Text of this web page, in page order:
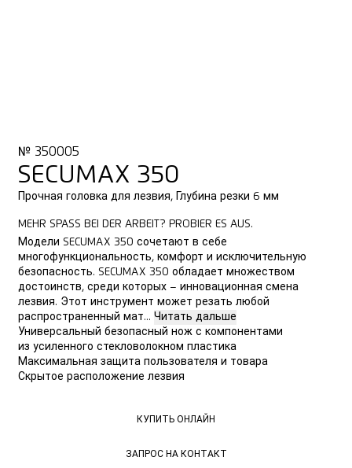
№ 350005
SECUMAX 350
Прочная головка для лезвия, Глубина резки 6 мм
MEHR SPASS BEI DER ARBEIT? PROBIER ES AUS.
Модели SECUMAX 350 сочетают в себе
многофункциональность, комфорт и исключительную
безопасность. SECUMAX 350 обладает множеством
достоинств, среди которых – инновационная смена
лезвия. Этот инструмент может резать любой
распространенный мат... Читать дальше
Универсальный безопасный нож с компонентами
из усиленного стекловолокном пластика
Максимальная защита пользователя и товара
Скрытое расположение лезвия
КУПИТЬ ОНЛАЙН
ЗАПРОС НА КОНТАКТ